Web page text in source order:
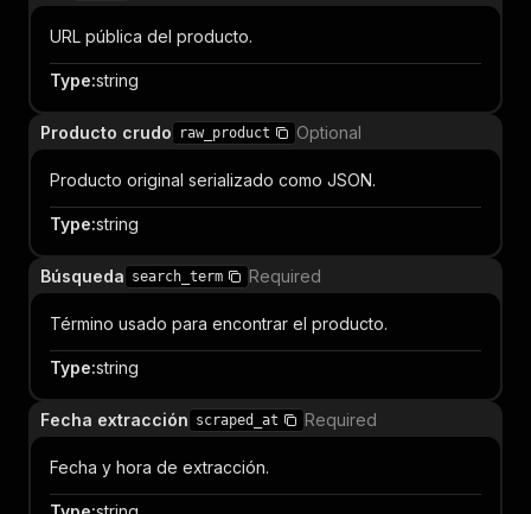
URL pública del producto.
Type:string
Producto crudo raw_product Optional
Producto original serializado como JSON.
Type:string
Búsqueda search_term Required
Término usado para encontrar el producto.
Type:string
Fecha extracción scraped_at Required
Fecha y hora de extracción.